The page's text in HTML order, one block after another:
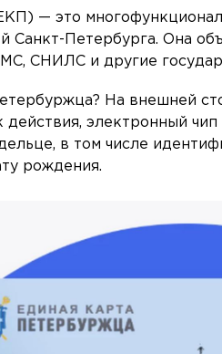
— это
Санкт-Петербурга. Она
СНИЛС и другие
На внешней
электронный
в том числе
рождения.